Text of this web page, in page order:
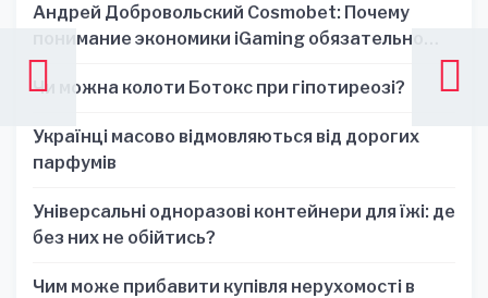
Андрей Добровольский Cosmobet: Почему
понимание экономики iGaming обязательно
для стратегических решений
Чи можна колоти Ботокс при гіпотиреозі?
Українці масово відмовляються від дорогих
парфумів
Універсальні одноразові контейнери для їжі: де
без них не обійтись?
Чим може прибавити купівля нерухомості в